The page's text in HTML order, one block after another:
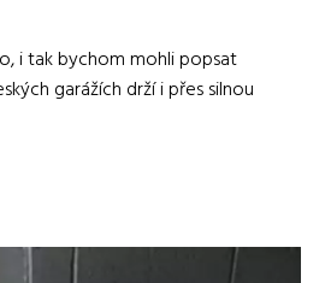
i tak bychom mohli popsat
garážích drží i přes silnou